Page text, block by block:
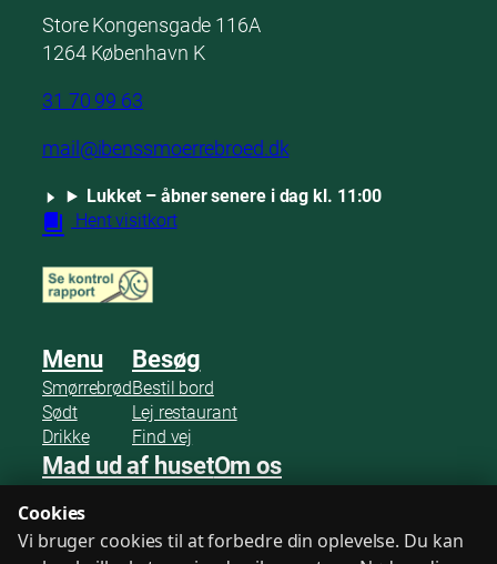
Store Kongensgade 116A
1264 København K
31 70 99 63
mail@ibenssmoerrebroed.dk
Lukket – åbner senere i dag kl. 11:00
Hent visitkort
Menu
Smørrebrød
Sødt
Drikke
Besøg
Bestil bord
Lej restaurant
Find vej
Mad ud af huset
Arrangementer
Mødeforplejning
Om os
Kontakt
Cookies
Vi bruger cookies til at forbedre din oplevelse. Du kan